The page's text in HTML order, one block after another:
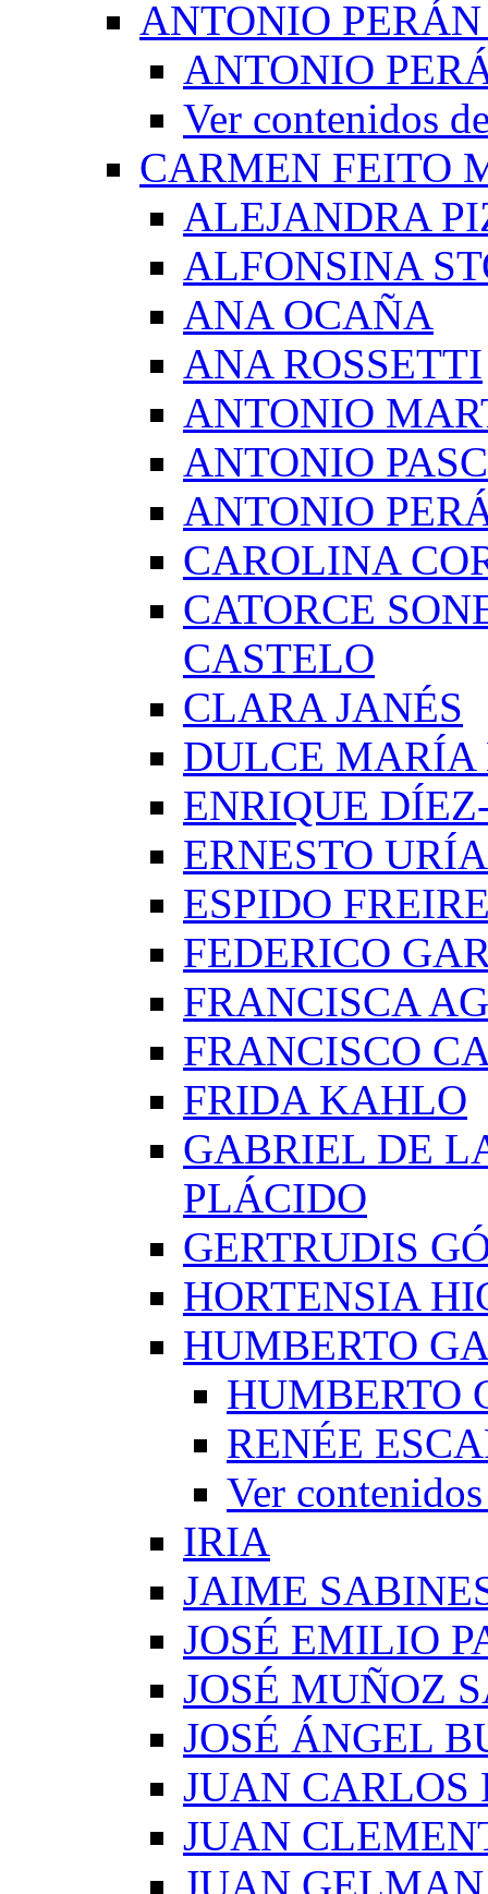
ANTONIO
ANTONIO
Ver contenidos
CARMEN FEITO
ALEJANDRA
ALFONSINA
ANA OCAÑA
ANA ROSSETTI
ANTONIO
ANTONIO
ANTONIO
CAROLINA
CATORCE
CASTELO
CLARA JANÉS
DULCE
ENRIQUE
ERNESTO URÍA
ESPIDO
FEDERICO
FRANCISCA
FRANCISCO
FRIDA KAHLO
GABRIEL DE
PLÁCIDO
GERTRUDIS
HORTENSIA
HUMBERTO
HUMBERTO
RENÉE
Ver
IRIA
JAIME
JOSÉ EMILIO
JOSÉ MUÑOZ
JOSÉ ÁNGEL
JUAN CARLOS
JUAN
JUAN GELMAN